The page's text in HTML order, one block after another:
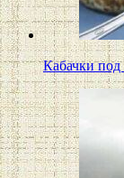
Кабачки